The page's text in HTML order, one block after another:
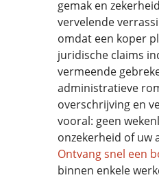
gemak en
vervelende
omdat een koper
juridische claims
vermeende
administratieve
overschrijving en
vooral: geen
onzekerheid of uw
Ontvang snel een
binnen enkele